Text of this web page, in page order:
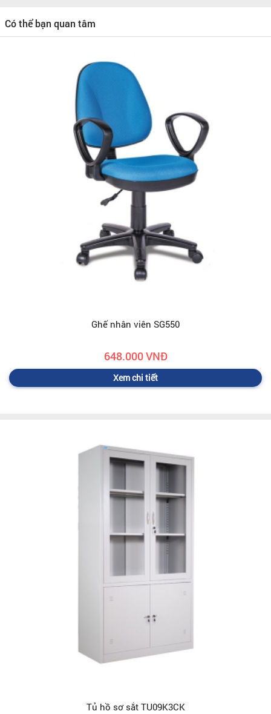
Có thể bạn quan tâm
Ghế nhân viên SG550
648.000 VNĐ
Xem chi tiết
Tủ hồ sơ sắt TU09K3CK